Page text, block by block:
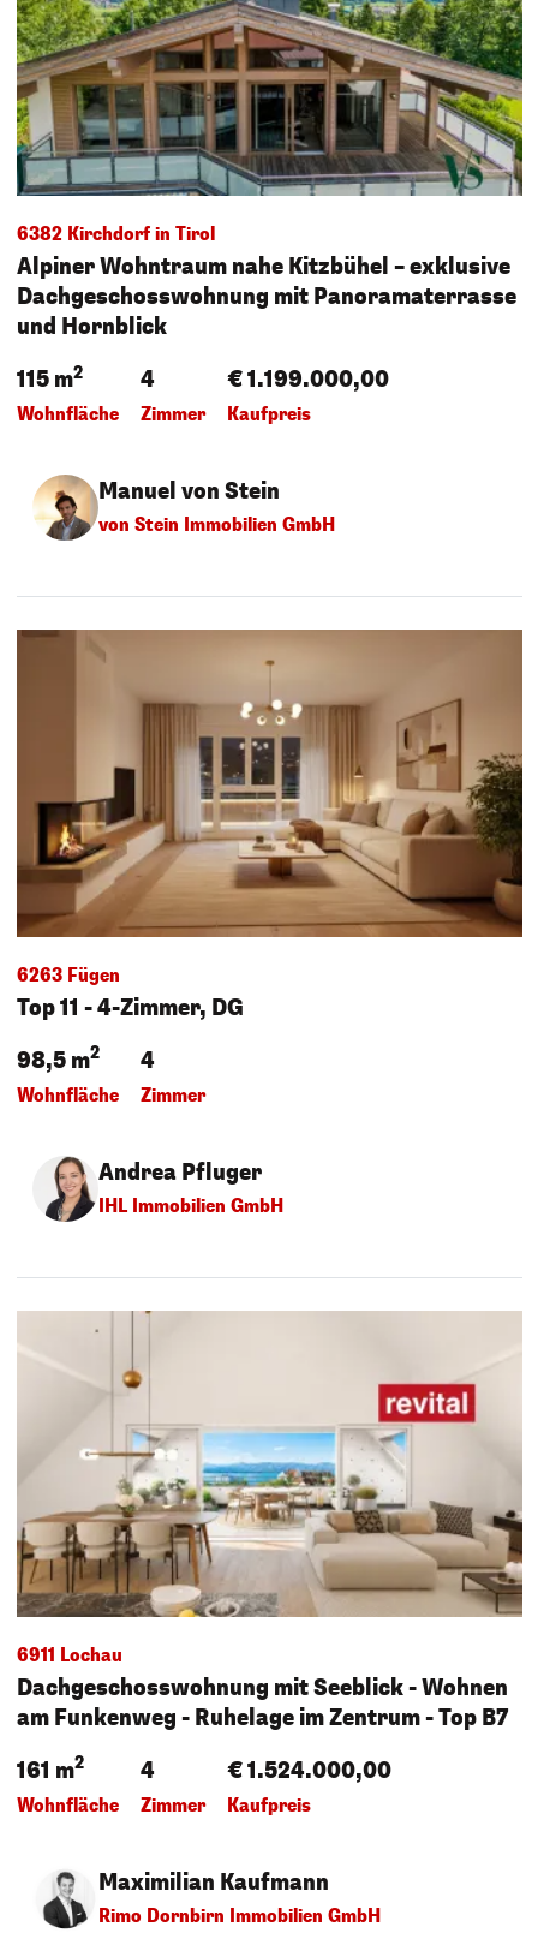
6382 Kirchdorf in Tirol
Alpiner Wohntraum nahe Kitzbühel – exklusive
Dachgeschosswohnung mit Panoramaterrasse
und Hornblick
115 m2
Wohnfläche
4
Zimmer
€ 1.199.000,00
Kaufpreis
Manuel von Stein
von Stein Immobilien GmbH
6263 Fügen
Top 11 - 4-Zimmer, DG
98,5 m2
Wohnfläche
4
Zimmer
Andrea Pfluger
IHL Immobilien GmbH
6911 Lochau
Dachgeschosswohnung mit Seeblick - Wohnen
am Funkenweg - Ruhelage im Zentrum - Top B7
161 m2
Wohnfläche
4
Zimmer
€ 1.524.000,00
Kaufpreis
Maximilian Kaufmann
Rimo Dornbirn Immobilien GmbH